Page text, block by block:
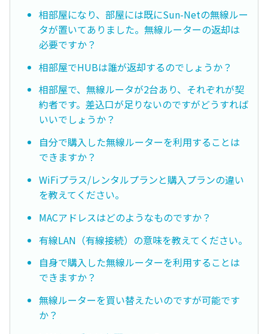
相部屋になり、部屋には既にSun-Netの無線ルー
タが置いてありました。無線ルーターの返却は
必要ですか？
相部屋でHUBは誰が返却するのでしょうか？
相部屋で、無線ルータが2台あり、それぞれが契
約者です。差込口が足りないのですがどうすれば
いいでしょうか？
自分で購入した無線ルーターを利用することは
できますか？
WiFiプラス/レンタルプランと購入プランの違い
を教えてください。
MACアドレスはどのようなものですか？
有線LAN（有線接続）の意味を教えてください。
自身で購入した無線ルーターを利用することは
できますか？
無線ルーターを買い替えたいのですが可能です
か？